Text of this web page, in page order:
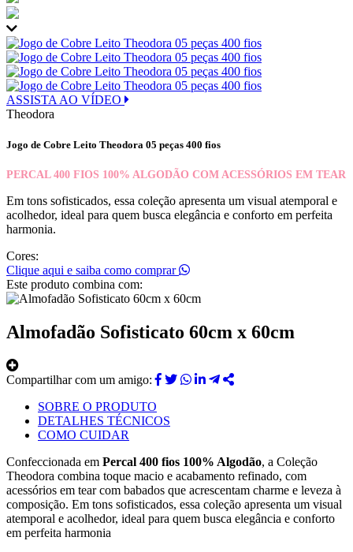
ASSISTA AO VÍDEO
Theodora
Jogo de Cobre Leito Theodora 05 peças 400 fios
PERCAL 400 FIOS 100% ALGODÃO COM ACESSÓRIOS EM TEAR
Em tons sofisticados, essa coleção apresenta um visual atemporal e
acolhedor, ideal para quem busca elegância e conforto em perfeita
harmonia.
Cores:
Clique aqui e saiba como comprar
Este produto combina com:
Almofadão Sofisticato 60cm x 60cm
Compartilhar com um amigo:
SOBRE O PRODUTO
DETALHES TÉCNICOS
COMO CUIDAR
Confeccionada em Percal 400 fios 100% Algodão, a Coleção
Theodora combina toque macio e acabamento refinado, com
acessórios em tear com babados que acrescentam charme e leveza à
composição. Em tons sofisticados, essa coleção apresenta um visual
atemporal e acolhedor, ideal para quem busca elegância e conforto
em perfeita harmonia